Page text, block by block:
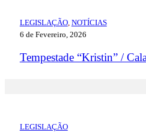
LEGISLAÇÃO, NOTÍCIAS
6 de Fevereiro, 2026
Tempestade “Kristin” /
LEGISLAÇÃO